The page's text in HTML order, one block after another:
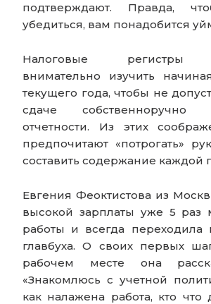
подтверждают. Правда,
убедиться, вам понадобится
Налоговые регистры
внимательно изучить
текущего года, чтобы не
сдаче собственноручно
отчетности. Из этих
предпочитают «потрогать»
составить содержание каждой
Евгения Феоктистова из
высокой зарплаты уже 5 раз
работы и всегда переходила
главбуха. О своих первых
рабочем месте она
«Знакомлюсь с учетной
как налажена работа, кто что